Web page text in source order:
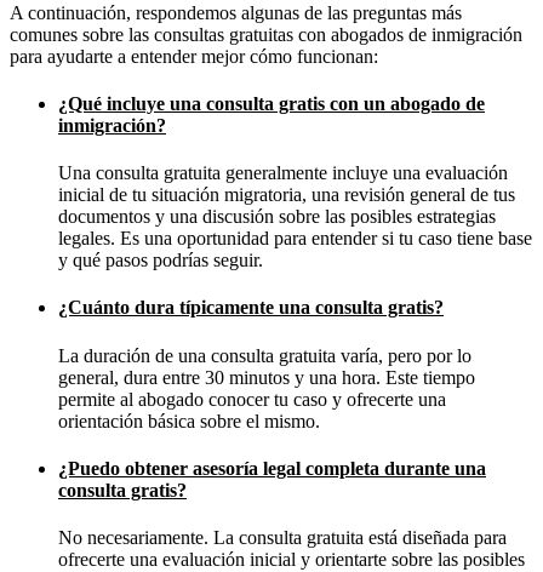
A continuación, respondemos algunas de las preguntas más
comunes sobre las consultas gratuitas con abogados de inmigración
para ayudarte a entender mejor cómo funcionan:
¿Qué incluye una consulta gratis con un abogado de
inmigración?
Una consulta gratuita generalmente incluye una evaluación
inicial de tu situación migratoria, una revisión general de tus
documentos y una discusión sobre las posibles estrategias
legales. Es una oportunidad para entender si tu caso tiene base
y qué pasos podrías seguir.
¿Cuánto dura típicamente una consulta gratis?
La duración de una consulta gratuita varía, pero por lo
general, dura entre 30 minutos y una hora. Este tiempo
permite al abogado conocer tu caso y ofrecerte una
orientación básica sobre el mismo.
¿Puedo obtener asesoría legal completa durante una
consulta gratis?
No necesariamente. La consulta gratuita está diseñada para
ofrecerte una evaluación inicial y orientarte sobre las posibles